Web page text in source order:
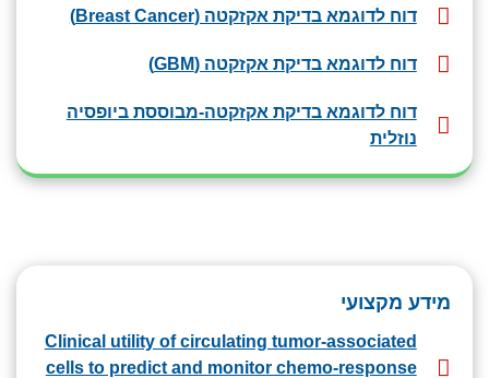
דוח לדוגמא בדיקת אקזקטה (Breast Cancer)
דוח לדוגמא בדיקת אקזקטה (GBM)
דוח לדוגמא בדיקת אקזקטה-מבוססת ביופסיה
נוזלית
מידע מקצועי
Clinical utility of circulating tumor-associated
cells to predict and monitor chemo-response